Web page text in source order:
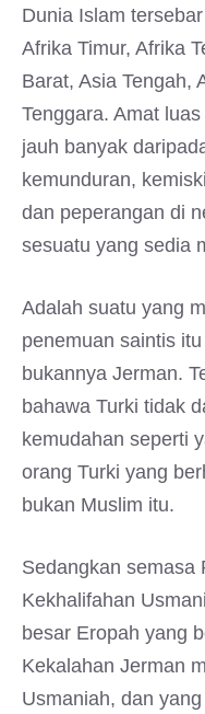
Dunia Islam
Afrika Timur, Afrika
Barat, Asia Tengah,
Tenggara. Amat
jauh banyak
kemunduran,
dan peperangan di
sesuatu yang sedia
Adalah suatu yang
penemuan saintis
bukannya Jerman.
bahawa Turki tidak
kemudahan seperti
orang Turki yang
bukan Muslim itu.
Sedangkan semasa
Kekhalifahan
besar Eropah yang
Kekalahan Jerman
Usmaniah, dan